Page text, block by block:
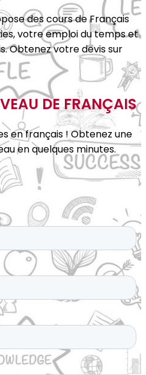
des cours de Français
votre emploi du temps et
Obtenez votre devis sur
DE FRANÇAIS
en français ! Obtenez une
en quelques minutes.